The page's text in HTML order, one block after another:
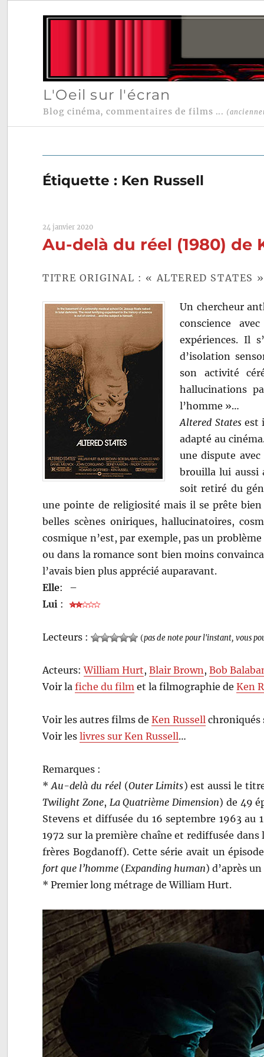
L'Oeil sur l'écran
Blog cinéma, commentaires de films ...
Étiquette : Ken Russell
24 janvier 2020
Au-delà du réel (1980) de
TITRE ORIGINAL : « ALTERED STATES »
Un chercheur
conscience
expériences. Il
d’isolation
son activité
hallucinations
l’homme »…
Altered Statesest
adapté au
une dispute avec
brouilla lui aussi
soit retiré du
une pointe de religiosité mais il se prête
belles scènes oniriques, hallucinatoires,
cosmique n’est, par exemple, pas un
ou dans la romance sont bien moins
l’avais bien plus apprécié auparavant.
Elle:
–
Lui :
Lecteurs : (pas de note pour l'instant, vous
Acteurs:William Hurt,Blair Brown ,Bob
Voir lafiche du film et la filmographie deKen
Voir les autres films deKen Russell chroniqués
Voir leslivres sur Ken Russell…
Remarques :
*Au-delà du réel(Outer Limits) est aussi le
Twilight Zone, La Quatrième Dimension) de 49
Stevens et diffusée du 16 septembre 1963 au
1972 sur la première chaîne et rediffusée
frères Bogdanoff). Cette série avait un
fort que l’homme (Expanding human) d’après
* Premier long métrage de William Hurt.